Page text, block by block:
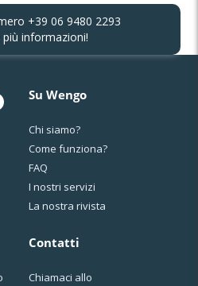
+39 06 9480 2293
informazioni!
Su Wengo
Chi siamo?
Come funziona?
FAQ
I nostri servizi
La nostra rivista
Contatti
Chiamaci allo